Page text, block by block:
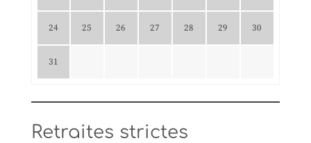
24 25 26 27 28 29 30
31
Retraites strictes